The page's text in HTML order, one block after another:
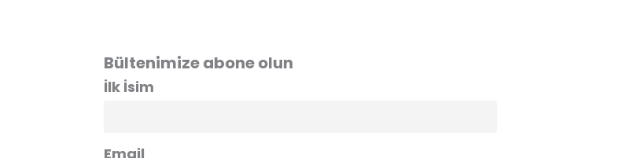
Bültenimize abone olun
İlk İsim
Email